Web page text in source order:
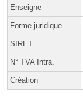
Enseigne
Forme juridique
SIRET
N° TVA Intra.
Création